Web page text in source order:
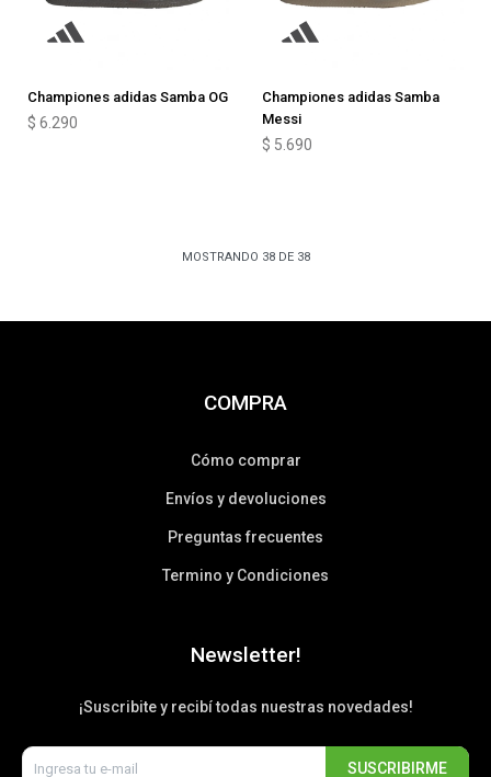
Championes adidas Samba OG
$ 6.290
Championes adidas Samba
Messi
$ 5.690
MOSTRANDO 38DE 38
COMPRA
Cómo comprar
Envíos y devoluciones
Preguntas frecuentes
Termino y Condiciones
Newsletter!
¡Suscribite y recibí todas nuestras novedades!
SUSCRIBIRME